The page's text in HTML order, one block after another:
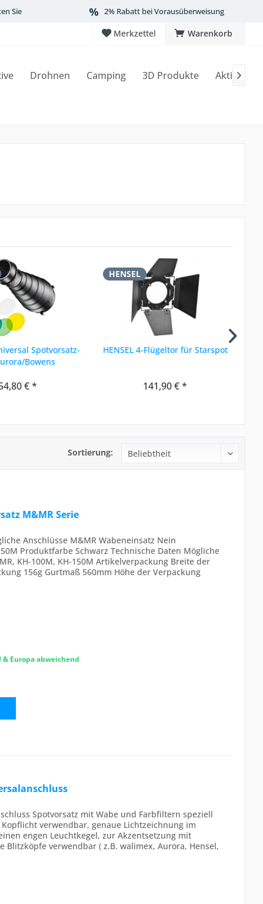
Sie 2% Rabatt bei Vorausüberweisung
Warenkorb
Merkzettel
Drohnen Camping 3D Produkte Aktionen

Spotvorsatz-
Bowens
€ *
HENSEL
HENSEL 4-Flügeltor für Starspot
141,90 € *
Sortierung:
M&MR Serie
Anschlüsse M&MR Wabeneinsatz Nein
Produktfarbe Schwarz Technische Daten Mögliche
KH-100M, KH-150M Artikelverpackung Breite der
156g Gurtmaß 560mm Höhe der Verpackung
Europa abweichend
Spotvorsatz mit Wabe und Farbfiltern speziell
verwendbar, genaue Lichtzeichnung im
engen Leuchtkegel, zur Akzentsetzung mit
verwendbar ( z.B. walimex, Aurora, Hensel,